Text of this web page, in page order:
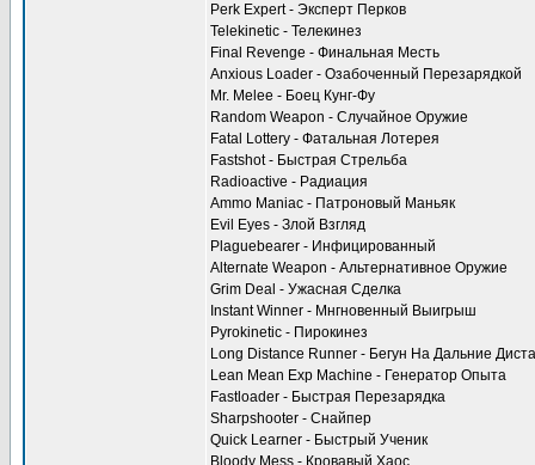
Perk Expert - Эксперт Перков
Telekinetic - Телекинез
Final Revenge - Финальная Месть
Anxious Loader - Озабоченный Перезарядкой
Mr. Melee - Боец Кунг-Фу
Random Weapon - Случайное Оружие
Fatal Lottery - Фатальная Лотерея
Fastshot - Быстрая Стрельба
Radioactive - Радиация
Ammo Maniac - Патроновый Маньяк
Evil Eyes - Злой Взгляд
Plaguebearer - Инфицированный
Alternate Weapon - Альтернативное Оружие
Grim Deal - Ужасная Сделка
Instant Winner - Мнгновенный Выигрыш
Pyrokinetic - Пирокинез
Long Distance Runner - Бегун На Дальние
Lean Mean Exp Machine - Генератор Опыта
Fastloader - Быстрая Перезарядка
Sharpshooter - Снайпер
Quick Learner - Быстрый Ученик
Bloody Mess - Кровавый Хаос